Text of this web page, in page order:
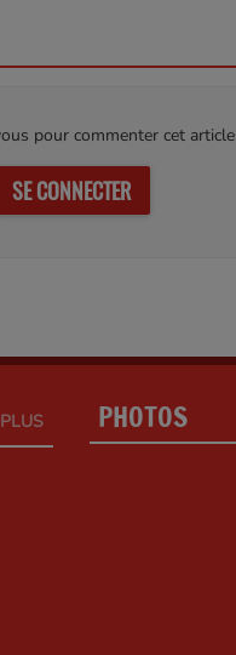
pour commenter cet article
SE CONNECTER
PLUS PHOTOS